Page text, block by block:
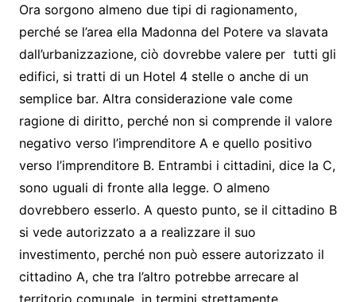
Ora sorgono almeno due tipi di ragionamento,
perché se l’area ella Madonna del Potere va slavata
dall’urbanizzazione, ciò dovrebbe valere per tutti gli
edifici, si tratti di un Hotel 4 stelle o anche di un
semplice bar. Altra considerazione vale come
ragione di diritto, perché non si comprende il valore
negativo verso l’imprenditore A e quello positivo
verso l’imprenditore B. Entrambi i cittadini, dice la C,
sono uguali di fronte alla legge. O almeno
dovrebbero esserlo. A questo punto, se il cittadino B
si vede autorizzato a a realizzare il suo
investimento, perché non può essere autorizzato il
cittadino A, che tra l’altro potrebbe arrecare al
territorio comunale, in termini strettamente